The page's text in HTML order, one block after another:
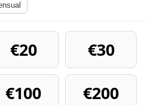
€20
€30
€100 €200